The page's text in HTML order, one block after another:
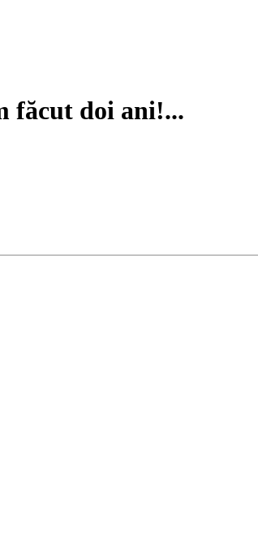
făcut doi ani!...